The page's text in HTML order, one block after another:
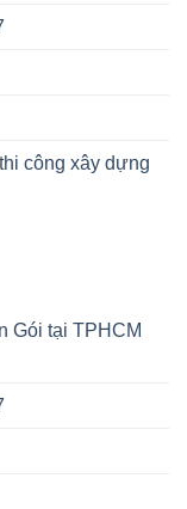
công xây dựng
Gói tại TPHCM